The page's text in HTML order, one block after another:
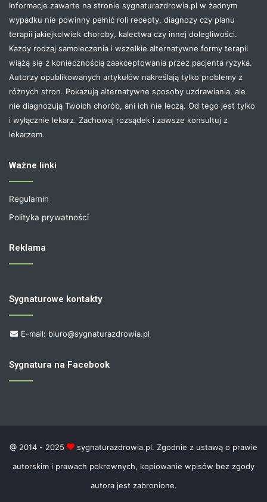
Informacje zawarte na stronie sygnaturazdrowia.pl w żadnym
wypadku nie powinny pełnić roli recepty, diagnozy czy planu
terapii jakiejkolwiek choroby, kalectwa czy innej dolegliwości.
Każdy rodzaj samoleczenia i wszelkie alternatywne formy terapii
wiążą się z koniecznością zaakceptowania przez pacjenta ryzyka.
Autorzy opublikowanych artykułów nakreślają tylko problemy z
różnych stron. Pokazują alternatywne sposoby uzdrawiania, ale
nie diagnozują Twoich chorób, ani ich nie leczą. Od tego jest tylko
i wyłącznie lekarz. Zachowaj rozsądek i zawsze konsultuj z
lekarzem.
Ważne linki
Regulamin
Polityka prywatności
Reklama
Sygnaturowe kontakty
E-mail: biuro@sygnaturazdrowia.pl
Sygnatura na Facebook
@ 2014 - 2025
sygnaturazdrowia.pl. Zgodnie z ustawą o prawie
autorskim i prawach pokrewnych, kopiowanie wpisów bez zgody
autora jest zabronione.